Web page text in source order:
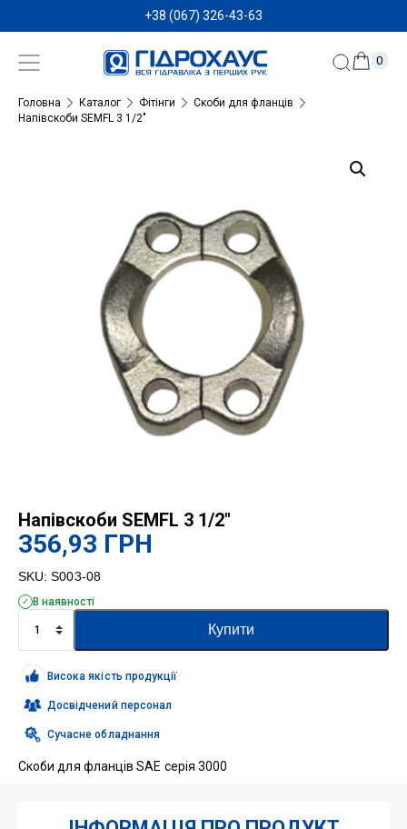
+38 (067) 326-43-63
0
Головна Каталог Фітінги
Скоби для фланців
Напівскоби SEMFL 3 1/2″
Напівскоби SEMFL 3 1/2″
356,93 ГРН
SKU: S003-08
В наявності
Напівскоби
SEMFL
3
1/2"
кількість
Купити
Висока якість продукції
Досвідчений персонал
Сучасне обладнання
Скоби для фланців SAE серія 3000